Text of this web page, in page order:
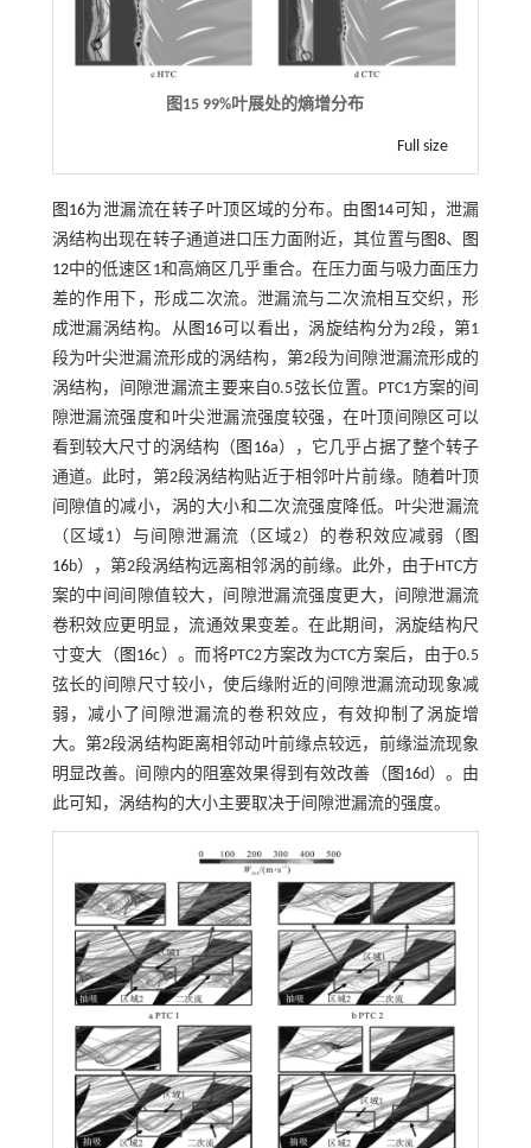
图1599%叶展处的熵增分布
Full size
图16为泄漏流在转子叶顶区域的分布。由 图14 可知，泄漏
涡结构出现在转子通道进口压力面附近，其位置与 图8、
图
12中的低速区1和高熵区几乎重合。在压力面与吸力面压力
差的作用下，形成二次流。泄漏流与二次流相互交织，形
成泄漏涡结构。从 图16 可以看出，涡旋结构分为2段，第1
段为叶尖泄漏流形成的涡结构，第2段为间隙泄漏流形成的
涡结构，间隙泄漏流主要来自0.5弦长位置。PTC1方案的间
隙泄漏流强度和叶尖泄漏流强度较强，在叶顶间隙区可以
看到较大尺寸的涡结构（ 图16a），它几乎占据了整个转子
通道。此时，第2段涡结构贴近于相邻叶片前缘。随着叶顶
间隙值的减小，涡的大小和二次流强度降低。叶尖泄漏流
（区域1）与间隙泄漏流（区域2）的卷积效应减弱（ 图
16b），第2段涡结构远离相邻涡的前缘。此外，由于HTC方
案的中间间隙值较大，间隙泄漏流强度更大，间隙泄漏流
卷积效应更明显，流通效果变差。在此期间，涡旋结构尺
寸变大（ 图16c）。而将PTC2方案改为CTC方案后，由于0.5
弦长的间隙尺寸较小，使后缘附近的间隙泄漏流动现象减
弱，减小了间隙泄漏流的卷积效应，有效抑制了涡旋增
大。第2段涡结构距离相邻动叶前缘点较远，前缘溢流现象
明显改善。间隙内的阻塞效果得到有效改善（ 图16d）。由
此可知，涡结构的大小主要取决于间隙泄漏流的强度。